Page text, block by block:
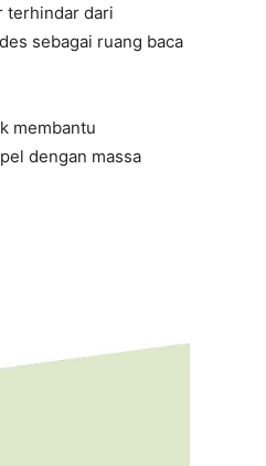
terhindar dari
sebagai ruang baca
membantu
dengan massa